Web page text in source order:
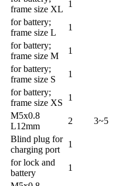
frame size XL
1
for battery;
frame size L
1
for battery;
frame size M
1
for battery;
frame size S
1
for battery;
frame size XS
1
M5x0.8
L12mm
2 3~5
Blind plug for
charging port
1
for lock and
battery
1